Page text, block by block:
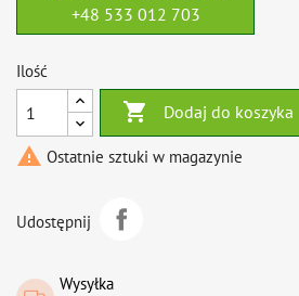
+48 533 012 703
Ilość
 Dodaj do koszyka
 Ostatnie sztuki w magazynie
Udostępnij
Wysyłka